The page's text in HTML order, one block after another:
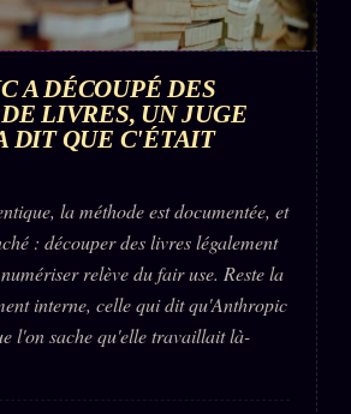
A DÉCOUPÉ DES
LIVRES, UN JUGE
DIT QUE C'ÉTAIT
la méthode est documentée, et
: découper des livres légalement
relève du fair use. Reste la
interne, celle qui dit qu'Anthropic
l'on sache qu'elle travaillait là-